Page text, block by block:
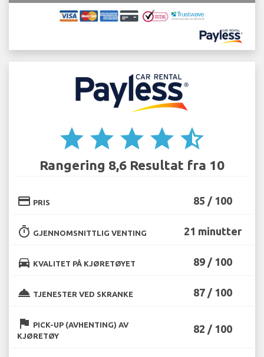
star star star star star_half
Rangering 8,6 Resultat fra 10
credit_card PRIS 85 / 100
timer GJENNOMSNITTLIG VENTING 21 minutter
directions_car KVALITET PÅ KJØRETØYET 89 / 100
room_service TJENESTER VED SKRANKE 87 / 100
flag PICK-UP (AVHENTING) AV
KJØRETØY
82 / 100